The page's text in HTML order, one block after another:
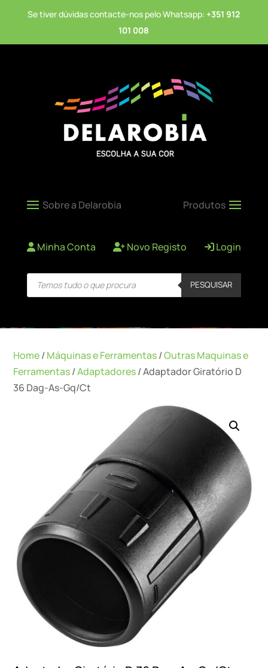
Se tiver dúvidas contacte-nos pelo Whatsapp: +351 912
101 008
Minha Conta Novo Registo Login
Products
search PESQUISAR
Home/Máquinas e Ferramentas/Outras Maquinas e
Ferramentas/Adaptadores/ Adaptador Giratório D
36 Dag-As-Gq/Ct